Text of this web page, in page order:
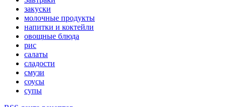
закуски
молочные продукты
напитки и коктейли
овощные блюда
рис
салаты
сладости
смузи
соусы
супы